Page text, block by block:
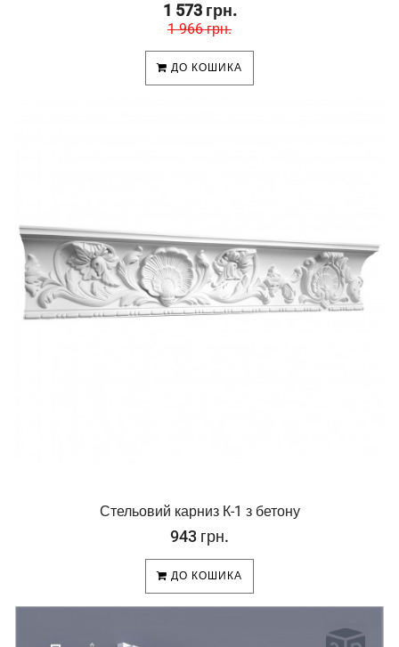
1 573 грн.
1 966 грн.
ДО КОШИКА
Стельовий карниз К-1 з бетону
943 грн.
ДО КОШИКА